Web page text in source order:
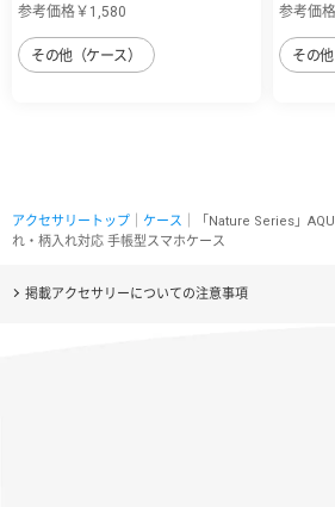
参考価格￥1,580
その他（ケース）
参考価
その他
アクセサリートップ ケース ｜「Nature Series」
れ・柄入れ対応 手帳型スマホケース
掲載アクセサリーについての注意事項